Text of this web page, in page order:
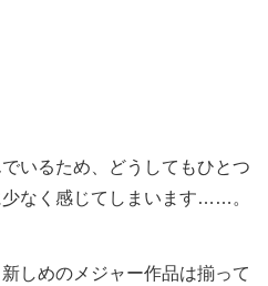
いるため、どうしてもひとつ
なく感じてしまいます……。
しめのメジャー作品は揃って